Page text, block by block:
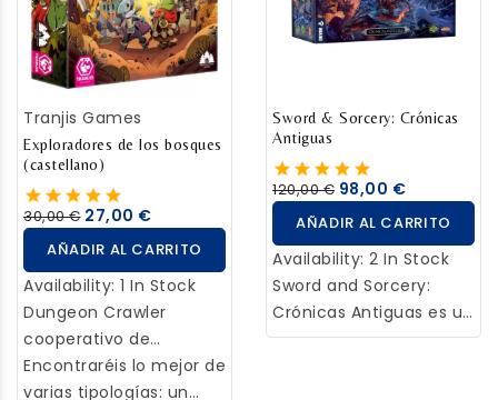
aprovechará cada
oportunidad que
encuentre para
destruirte a ti y a tu
ejército.
derrotar al jefe de la
mazmorra.
Tranjis Games
Exploradores de los bosques
(castellano)
30,00 € 27,00 €
AÑADIR AL CARRITO
Availability: 1 In Stock
Dungeon Crawler
cooperativo de
aventura ambientado
en un bosque místico el
Encontraréis lo mejor de
varias tipologías: un
Sword & Sorcery: Crónicas
Antiguas
120,00 € 98,00 €
AÑADIR AL CARRITO
Availability: 2 In Stock
Sword and Sorcery:
Crónicas Antiguas es un
juego de mesa de